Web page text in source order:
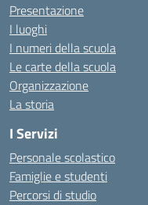
Presentazione
I luoghi
I numeri della scuola
Le carte della scuola
Organizzazione
La storia
I Servizi
Personale scolastico
Famiglie e studenti
Percorsi di studio